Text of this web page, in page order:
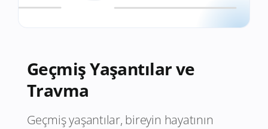
Geçmiş Yaşantılar ve
Travma
Geçmiş yaşantılar, bireyin hayatının